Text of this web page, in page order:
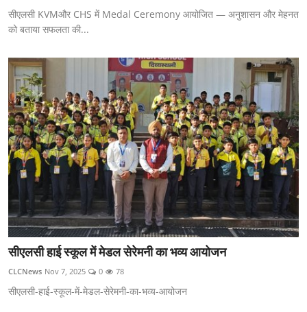
सीएलसी KVMऔर CHS में Medal Ceremony आयोजित — अनुशासन और मेहनत
को बताया सफलता की...
सीएलसी हाई स्कूल में मेडल सेरेमनी का भव्य आयोजन
CLCNews Nov 7, 2025 0 78
सीएलसी-हाई-स्कूल-में-मेडल-सेरेमनी-का-भव्य-आयोजन